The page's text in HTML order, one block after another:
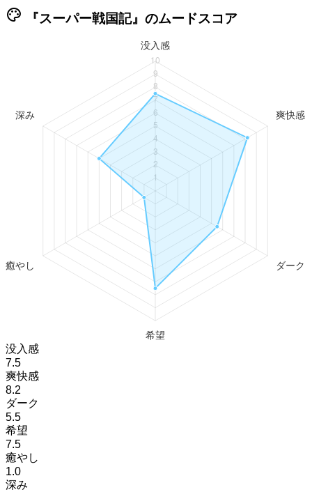
palette 『スーパー戦国記』のムードスコア
没入感
7.5
爽快感
8.2
ダーク
5.5
希望
7.5
癒やし
1.0
深み